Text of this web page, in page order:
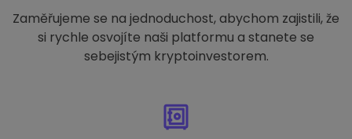
Zaměřujeme se na jednoduchost, abychom zajistili, že
si rychle osvojíte naši platformu a stanete se
sebejistým kryptoinvestorem.